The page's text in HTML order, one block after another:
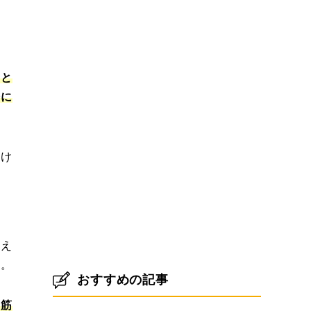
おすすめの記事